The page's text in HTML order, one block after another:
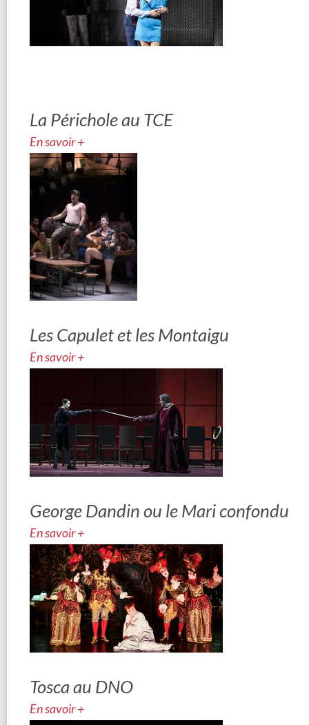
La Périchole au TCE
En savoir +
Les Capulet et les Montaigu
En savoir +
George Dandin ou le Mari confondu
En savoir +
Tosca au DNO
En savoir +